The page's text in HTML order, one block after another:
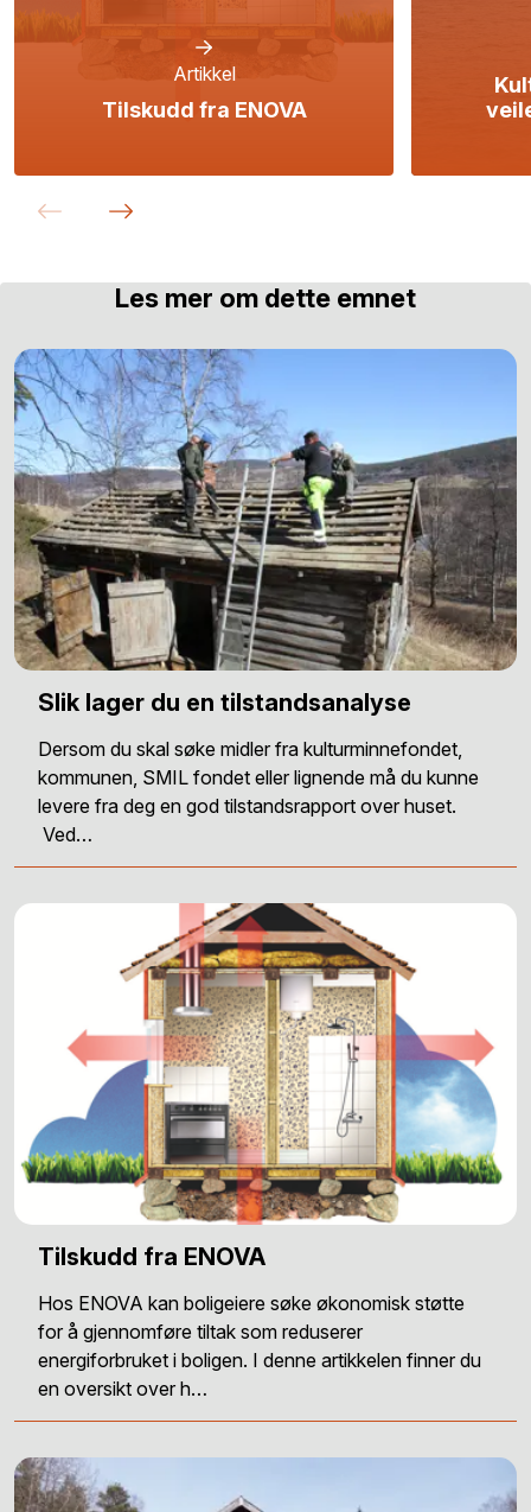
Artikkel
Tilskudd fra ENOVA
Les mer om dette emnet
Slik lager du en tilstandsanalyse
Dersom du skal søke midler fra kulturminnefondet,
kommunen, SMIL fondet eller lignende må du kunne
levere fra deg en god tilstandsrapport over huset.
Ved…
Tilskudd fra ENOVA
Hos ENOVA kan boligeiere søke økonomisk støtte
for å gjennomføre tiltak som reduserer
energiforbruket i boligen. I denne artikkelen finner du
en oversikt over h…